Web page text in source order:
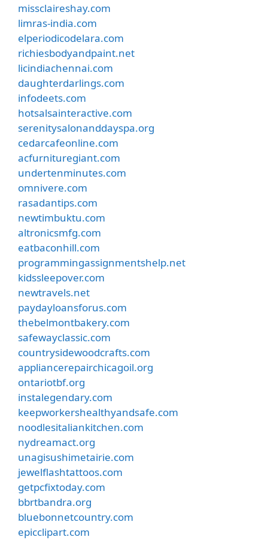
missclaireshay.com
limras-india.com
elperiodicodelara.com
richiesbodyandpaint.net
licindiachennai.com
daughterdarlings.com
infodeets.com
hotsalsainteractive.com
serenitysalonanddayspa.org
cedarcafeonline.com
acfurnituregiant.com
undertenminutes.com
omnivere.com
rasadantips.com
newtimbuktu.com
altronicsmfg.com
eatbaconhill.com
programmingassignmentshelp.net
kidssleepover.com
newtravels.net
paydayloansforus.com
thebelmontbakery.com
safewayclassic.com
countrysidewoodcrafts.com
appliancerepairchicagoil.org
ontariotbf.org
instalegendary.com
keepworkershealthyandsafe.com
noodlesitaliankitchen.com
nydreamact.org
unagisushimetairie.com
jewelflashtattoos.com
getpcfixtoday.com
bbrtbandra.org
bluebonnetcountry.com
epicclipart.com